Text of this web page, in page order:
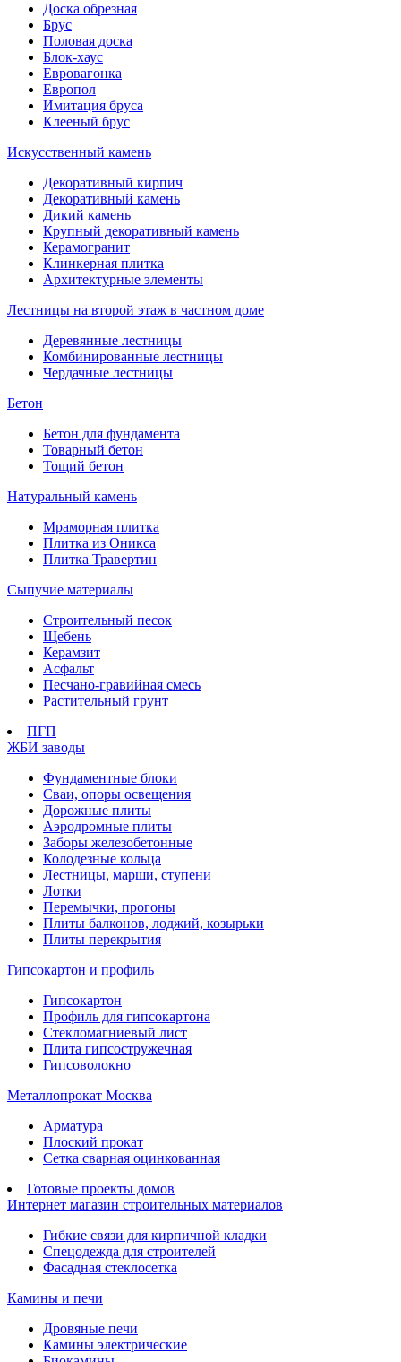
Доска обрезная
Брус
Половая доска
Блок-хаус
Евровагонка
Европол
Имитация бруса
Клееный брус
Искусственный камень
Декоративный кирпич
Декоративный камень
Дикий камень
Крупный декоративный камень
Керамогранит
Клинкерная плитка
Архитектурные элементы
Лестницы на второй этаж в частном доме
Деревянные лестницы
Комбинированные лестницы
Чердачные лестницы
Бетон
Бетон для фундамента
Товарный бетон
Тощий бетон
Натуральный камень
Мраморная плитка
Плитка из Оникса
Плитка Травертин
Сыпучие материалы
Строительный песок
Щебень
Керамзит
Асфальт
Песчано-гравийная смесь
Растительный грунт
ПГП
ЖБИ заводы
Фундаментные блоки
Сваи, опоры освещения
Дорожные плиты
Аэродромные плиты
Заборы железобетонные
Колодезные кольца
Лестницы, марши, ступени
Лотки
Перемычки, прогоны
Плиты балконов, лоджий, козырьки
Плиты перекрытия
Гипсокартон и профиль
Гипсокартон
Профиль для гипсокартона
Стекломагниевый лист
Плита гипсостружечная
Гипсоволокно
Металлопрокат Москва
Арматура
Плоский прокат
Сетка сварная оцинкованная
Готовые проекты домов
Интернет магазин строительных материалов
Гибкие связи для кирпичной кладки
Спецодежда для строителей
Фасадная стеклосетка
Камины и печи
Дровяные печи
Камины электрические